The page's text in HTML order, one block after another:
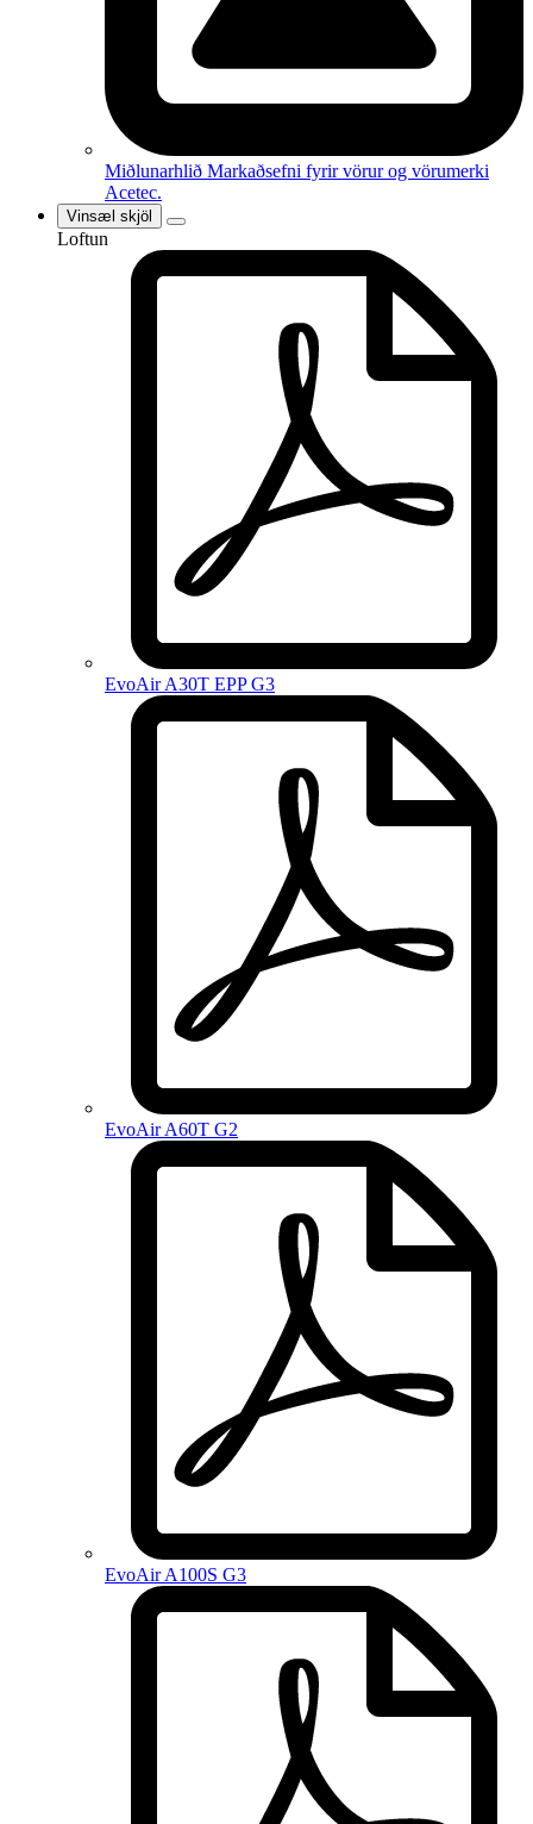
Miðlunarhlið Markaðsefni fyrir vörur og vörumerki
Acetec.
Vinsæl skjöl
Loftun
EvoAir A30T EPP G3
EvoAir A60T G2
EvoAir A100S G3